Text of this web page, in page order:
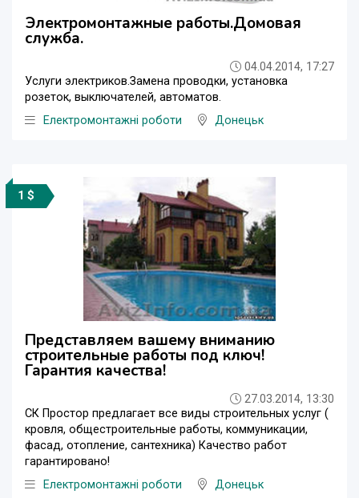
Электромонтажные работы.Домовая
служба.
04.04.2014, 17:27
Услуги электриков.Замена проводки, установка
розеток, выключателей, автоматов.
Електромонтажні роботи
Донецьк
1 $
Представляем вашему вниманию
строительные работы под ключ!
Гарантия качества!
27.03.2014, 13:30
СК Простор предлагает все виды строительных услуг (
кровля, общестроительные работы, коммуникации,
фасад, отопление, сантехника) Качество работ
гарантировано!
Електромонтажні роботи
Донецьк